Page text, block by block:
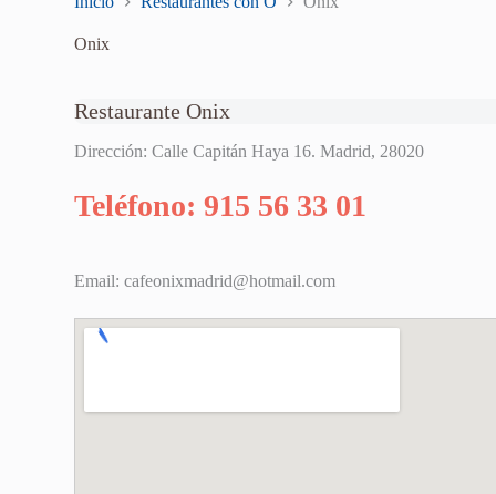
Onix
Restaurante Onix
Dirección: Calle Capitán Haya 16. Madrid, 28020
Teléfono: 915 56 33 01
Email:cafeonixmadrid@hotmail.com